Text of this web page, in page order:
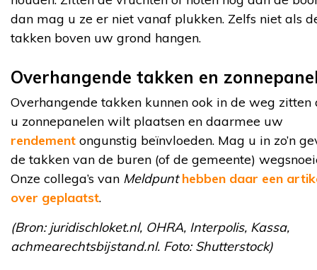
dan mag u ze er niet vanaf plukken. Zelfs niet als
takken boven uw grond hangen.
Overhangende takken en
Overhangende takken kunnen ook in de weg zitten
u zonnepanelen wilt plaatsen en daarmee uw
rendement ongunstig beïnvloeden. Mag u in zo’n
de takken van de buren (of de gemeente)
Onze collega’s van Meldpunt hebben daar een
over geplaatst.
(Bron: juridischloket.nl, OHRA, Interpolis, Kassa,
achmearechtsbijstand.nl. Foto: Shutterstock)